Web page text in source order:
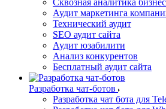
Сквозная аналитика
Аудит маркетинга
Технический аудит
SEO аудит сайта
Аудит юзабилити
Анализ конкурентов
Бесплатный аудит сайта
Разработка чат-ботов
Разработка чат бота для